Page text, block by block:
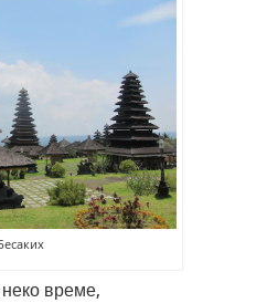
време,